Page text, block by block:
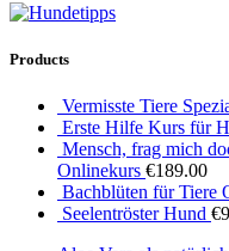
Products
Vermisste Tiere
Erste Hilfe Kurs für
Mensch, frag mich
Onlinekurs €189.00
Bachblüten für Tiere
Seelentröster Hund €